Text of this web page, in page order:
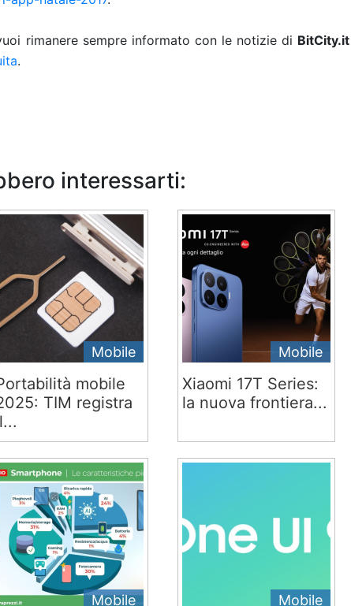
rimanere sempre informato con le notizie di BitCity.it
.
interessarti:
Mobile
mobile
TIM registra
Mobile
Xiaomi 17T Series:
la nuova frontiera...
Mobile Mobile